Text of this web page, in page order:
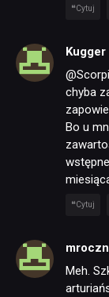
Cytuj
Kugger
chyba
Bo u
Cytuj
Meh.